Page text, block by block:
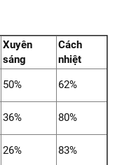
Xuyên
sáng
Cách
nhiệt
50% 62%
36% 80%
26% 83%